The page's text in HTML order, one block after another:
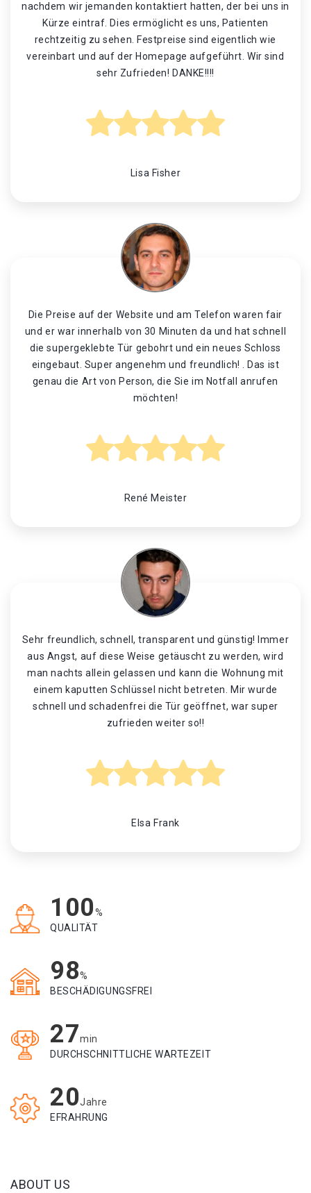
nachdem wir jemanden kontaktiert hatten, der bei uns in
Kürze eintraf. Dies ermöglicht es uns, Patienten
rechtzeitig zu sehen. Festpreise sind eigentlich wie
vereinbart und auf der Homepage aufgeführt. Wir sind
sehr Zufrieden! DANKE!!!!
Lisa Fisher
Die Preise auf der Website und am Telefon waren fair
und er war innerhalb von 30 Minuten da und hat schnell
die supergeklebte Tür gebohrt und ein neues Schloss
eingebaut. Super angenehm und freundlich! . Das ist
genau die Art von Person, die Sie im Notfall anrufen
möchten!
René Meister
Sehr freundlich, schnell, transparent und günstig! Immer
aus Angst, auf diese Weise getäuscht zu werden, wird
man nachts allein gelassen und kann die Wohnung mit
einem kaputten Schlüssel nicht betreten. Mir wurde
schnell und schadenfrei die Tür geöffnet, war super
zufrieden weiter so!!
Elsa Frank
100%
QUALITÄT
98%
BESCHÄDIGUNGSFREI
27min
DURCHSCHNITTLICHE WARTEZEIT
20Jahre
EFRAHRUNG
ABOUT US